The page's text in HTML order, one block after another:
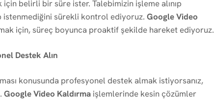
belirli bir süre ister. Talebimizin işleme alınıp
istenmediğini sürekli kontrol ediyoruz. Google Video
için, süreç boyunca proaktif şekilde hareket ediyoruz.
Destek Alın
konusunda profesyonel destek almak istiyorsanız,
Google Video Kaldırma işlemlerinde kesin çözümler